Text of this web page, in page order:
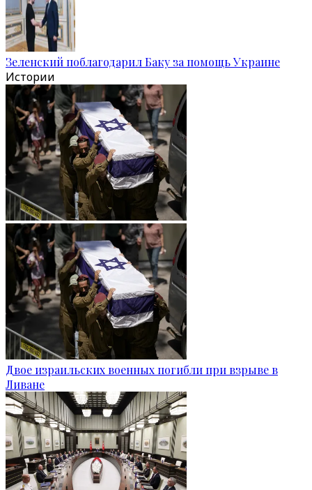
Зеленский поблагодарил Баку за помощь Украине
Истории
Двое израильских военных погибли при взрыве в
Ливане